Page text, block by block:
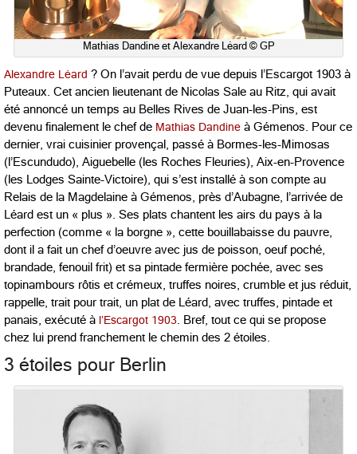
Mathias Dandine et Alexandre Léard © GP
Alexandre Léard ? On l’avait perdu de vue depuis l’Escargot 1903 à
Puteaux. Cet ancien lieutenant de Nicolas Sale au Ritz, qui avait
été annoncé un temps au Belles Rives de Juan-les-Pins, est
devenu finalement le chef de Mathias Dandine à Gémenos. Pour ce
dernier, vrai cuisinier provençal, passé à Bormes-les-Mimosas
(l’Escundudo), Aiguebelle (les Roches Fleuries), Aix-en-Provence
(les Lodges Sainte-Victoire), qui s’est installé à son compte au
Relais de la Magdelaine à Gémenos, près d’Aubagne, l’arrivée de
Léard est un « plus ». Ses plats chantent les airs du pays à la
perfection (comme « la borgne », cette bouillabaisse du pauvre,
dont il a fait un chef d’oeuvre avec jus de poisson, oeuf poché,
brandade, fenouil frit) et sa pintade fermière pochée, avec ses
topinambours rôtis et crémeux, truffes noires, crumble et jus réduit,
rappelle, trait pour trait, un plat de Léard, avec truffes, pintade et
panais, exécuté à l’Escargot 1903. Bref, tout ce qui se propose
chez lui prend franchement le chemin des 2 étoiles.
3 étoiles pour Berlin